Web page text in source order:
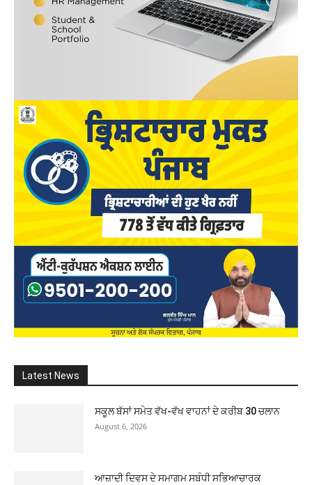
Latest News
ਸਕੂਲ ਬੱਸਾਂ ਸਮੇਤ ਵੱਖ-ਵੱਖ ਵਾਹਨਾਂ ਦੇ ਕਰੀਬ 30 ਚਲਾਨ
August 6, 2026
ਆਜ਼ਾਦੀ ਦਿਵਸ ਦੇ ਸਮਾਗਮ ਸਬੰਧੀ ਸਭਿਆਚਾਰਕ